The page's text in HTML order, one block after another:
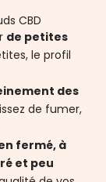
CBD
de petites
le profil
des
de fumer,
fermé, à
et peu